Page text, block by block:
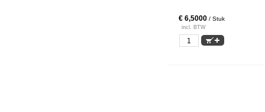
€ 6,5000 / Stuk
incl. BTW